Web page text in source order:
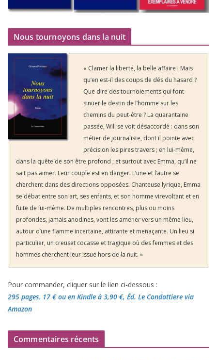
Nous tournoyons dans la nuit
« Clamer la liberté, la belle affaire ! Mais
qu’en est-il des coups de dés du hasard ?
Que dire des tournoiements qui font
sinuer le destin de l’homme sur les
chemins du peut-être ? La quarantaine
passée, Will se voit désaccordé : dans son
métier de journaliste, dont il pointe avec
précision les pires travers ; en lui-même,
dans la quête de son être profond ; et surtout avec Emma, qu’il ne
sait pas aimer. Leur couple est en danger. L’une et l’autre se
cherchent dans des directions opposées. Chanteuse lyrique, Emma
se débat entre son art, ses enfants, et son homme virevoltant et en
fuite de lui-même. De multiples rencontres, plus ou moins
profondes, jamais anodines, vont les amener vers un même lieu,
autour d’une flamme incertaine, attirante et menaçante. Un lieu si
particulier, un creuset cocasse et tragique où des femmes et des
hommes cherchent leur issue hors de la nuit. »
Pour commander, cliquer sur le lien ci-dessous :
295 pages, 17 €ou en Kindle à 3,90 €, Éd. Le Condottiere via
Amazon
Commentaires récents